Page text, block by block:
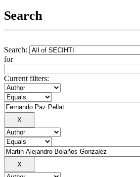
Search
Search:
for
Current filters: